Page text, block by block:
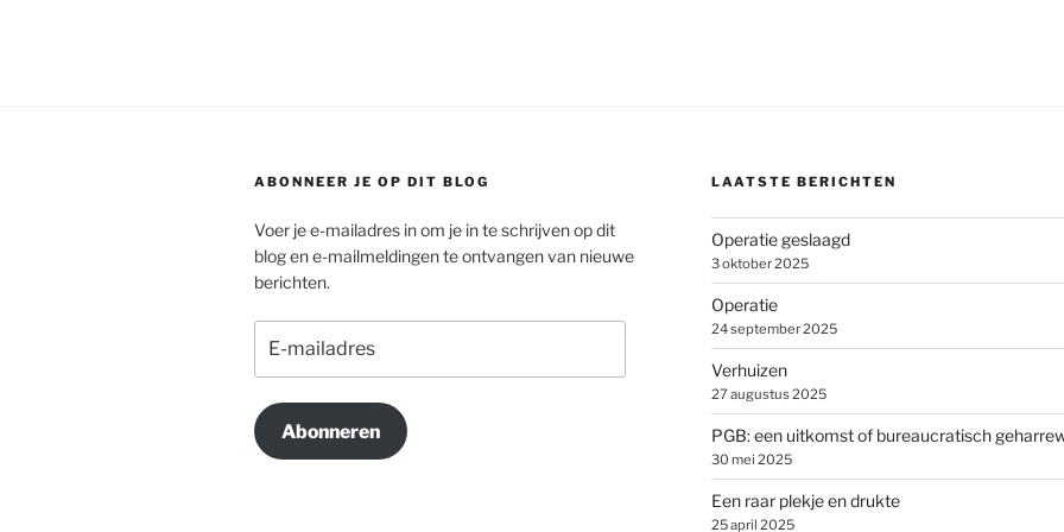
ABONNEER JE OP DIT BLOG
Voer je e-mailadres in om je in te schrijven op dit
blog en e-mailmeldingen te ontvangen van nieuwe
berichten.
mailadres
Abonneren
LAATSTE BERICHTEN
Operatie geslaagd
3 oktober 2025
Operatie
24 september 2025
Verhuizen
27 augustus 2025
PGB: een uitkomst of bureaucratisch
30 mei 2025
Een raar plekje en drukte
25 april 2025